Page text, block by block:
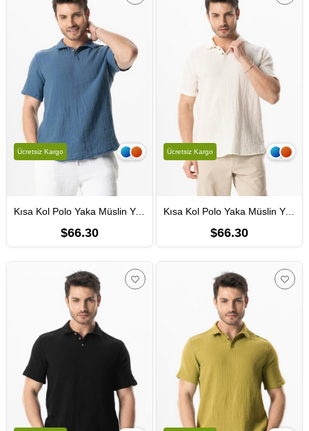
Kısa Kol Polo Yaka Müslin Yazlık Tshirt İndigo indg
$66.30
Ücretsiz Kargo
Kısa Kol Polo Yaka Müslin Yazlık Tshirt Kırık Beyaz KrkByz
$66.30
Ücretsiz Kargo